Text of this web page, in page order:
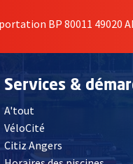
BP 80011 49020
Services &
A'tout
VéloCité
Citiz Angers , Ouvre une